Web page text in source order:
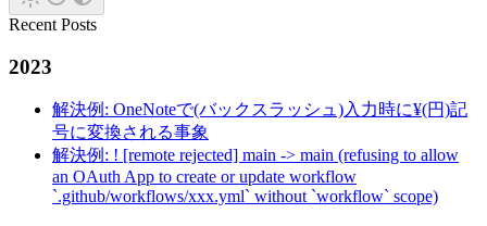
Recent Posts
2023
解決例: OneNoteで(バックスラッシュ)入力時に¥(円)記
号に変換される事象
解決例: ! [remote rejected] main -> main (refusing to allow
an OAuth App to create or update workflow
`.github/workflows/xxx.yml` without `workflow` scope)